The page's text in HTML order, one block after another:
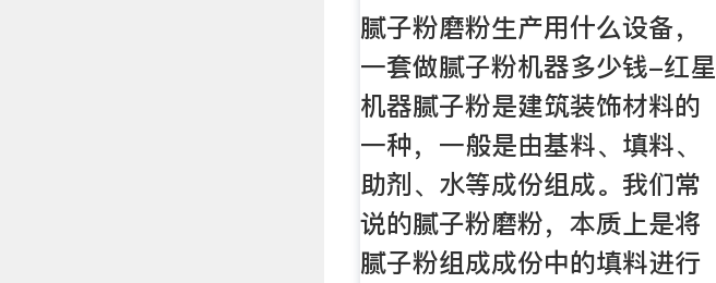
腻子粉磨粉生产用什么设备，
一套做腻子粉机器多少钱-红星
机器腻子粉是建筑装饰材料的
一种，一般是由基料、填料、
助剂、水等成份组成。我们常
说的腻子粉磨粉，本质上是将
腻子粉组成成份中的填料进行